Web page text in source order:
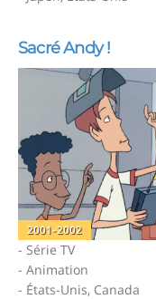
Sacré Andy !
2001-2002
- Série TV
- Animation
- États-Unis, Canada